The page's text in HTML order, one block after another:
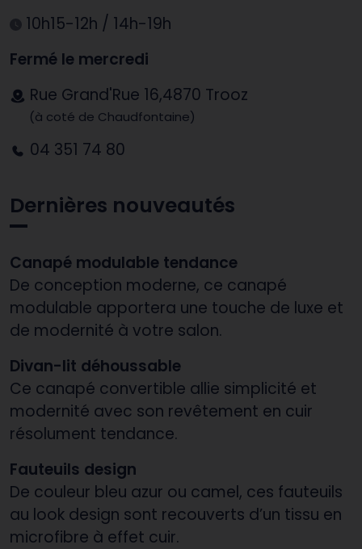
10h15-12h / 14h-19h
Fermé le mercredi
Rue Grand'Rue 16,4870 Trooz
(à coté de Chaudfontaine)
04 351 74 80
Dernières nouveautés
Canapé modulable tendance
De conception moderne, ce canapé
modulable apportera une touche de luxe et
de modernité à votre salon.
Divan-lit déhoussable
Ce canapé convertible allie simplicité et
modernité avec son revêtement en cuir
résolument tendance.
Fauteuils design
De couleur bleu azur ou camel, ces fauteuils
au look design sont recouverts d’un tissu en
microfibre à effet cuir.